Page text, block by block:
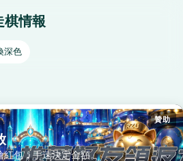
棋情報
深色
贊助
紅包，手速決定金額。